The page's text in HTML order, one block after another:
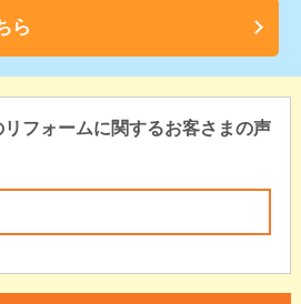
ら
フォームに関するお客さまの声